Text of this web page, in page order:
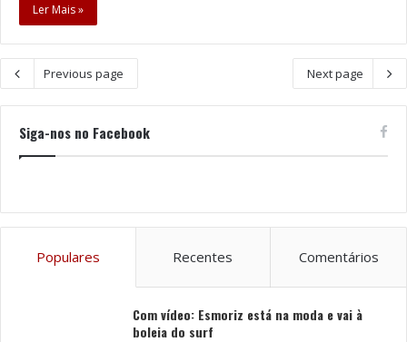
Ler Mais »
Previous page Next page
Siga-nos no Facebook
Populares Recentes Comentários
Com vídeo: Esmoriz está na moda e vai à
boleia do surf